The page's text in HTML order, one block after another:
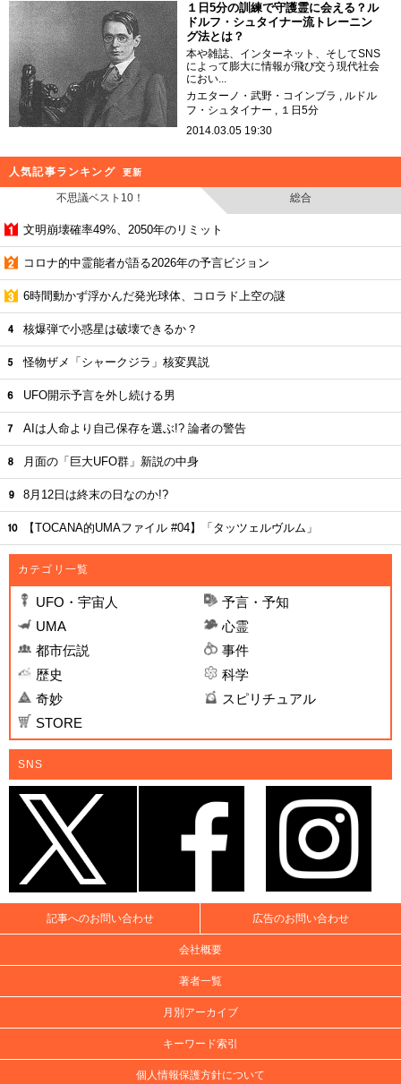
１日5分の訓練で守護霊に会える？ル
ドルフ・シュタイナー流トレーニン
グ法とは？
本や雑誌、インターネット、そしてSNS
によって膨大に情報が飛び交う現代社会
におい...
カエターノ・武野・コインブラ
ルドル
フ・シュタイナー
１日5分
2014.03.05 19:30
人気記事ランキング 更新
不思議ベスト10！ 総合
文明崩壊確率49%、2050年のリミット
コロナ的中霊能者が語る2026年の予言ビジョン
6時間動かず浮かんだ発光球体、コロラド上空の謎
核爆弾で小惑星は破壊できるか？
怪物ザメ「シャークジラ」核変異説
UFO開示予言を外し続ける男
AIは人命より自己保存を選ぶ!? 論者の警告
月面の「巨大UFO群」新説の中身
8月12日は終末の日なのか!?
【TOCANA的UMAファイル #04】「タッツェルヴルム」
カテゴリ一覧
UFO・宇宙人
予言・予知
UMA
心霊
都市伝説
事件
歴史
科学
奇妙
スピリチュアル
STORE
SNS
記事へのお問い合わせ 広告のお問い合わせ
会社概要
著者一覧
月別アーカイブ
キーワード索引
個人情報保護方針について